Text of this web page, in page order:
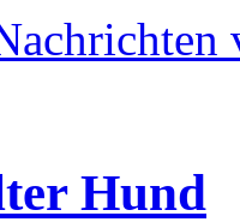
Hund